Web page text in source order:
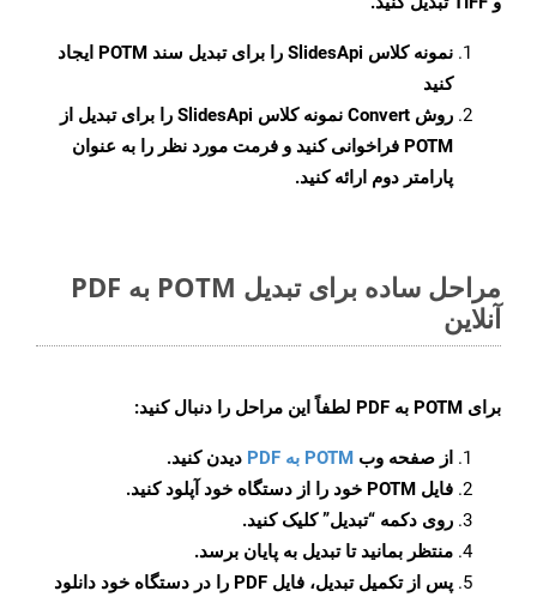
نمونه کلاس SlidesApi
را برای تبدیل سند POTM ایجاد
کنید
روش Convert
نمونه کلاس SlidesApi را برای تبدیل از
POTM فراخوانی کنید و فرمت مورد نظر را به عنوان
پارامتر دوم ارائه کنید.
مراحل ساده برای تبدیل POTM به PDF
آنلاین
برای POTM به PDF لطفاً این مراحل را دنبال کنید:
از صفحه وب POTM به PDF
دیدن کنید.
فایل POTM خود را از دستگاه خود آپلود کنید.
روی دکمه “تبدیل”کلیک کنید.
منتظر بمانید تا تبدیل به پایان برسد.
پس از تکمیل تبدیل، فایل PDF را در دستگاه خود دانلود